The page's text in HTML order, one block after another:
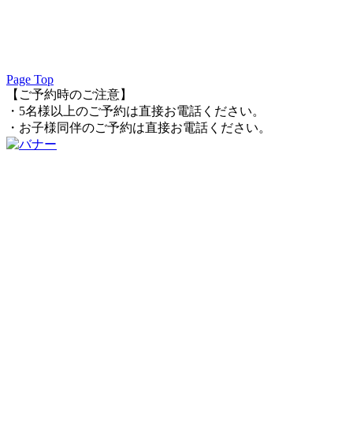
Page Top
【ご予約時のご注意】
・5名様以上のご予約は直接お電話ください。
・お子様同伴のご予約は直接お電話ください。